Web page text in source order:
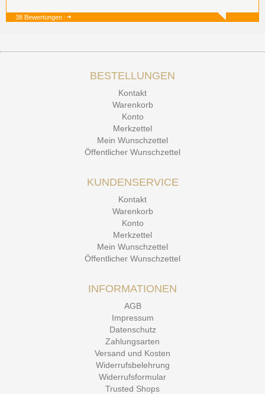
▼
38 Bewertungen
BESTELLUNGEN
Kontakt
Warenkorb
Konto
Merkzettel
Mein Wunschzettel
Öffentlicher Wunschzettel
KUNDENSERVICE
Kontakt
Warenkorb
Konto
Merkzettel
Mein Wunschzettel
Öffentlicher Wunschzettel
INFORMATIONEN
AGB
Impressum
Datenschutz
Zahlungsarten
Versand und Kosten
Widerrufsbelehrung
Widerrufsformular
Trusted Shops